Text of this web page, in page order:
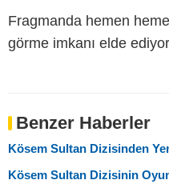
Fragmanda hemen
görme imkanı elde
Benzer Haberler
Kösem Sultan Dizisinden
Kösem Sultan Dizisinin